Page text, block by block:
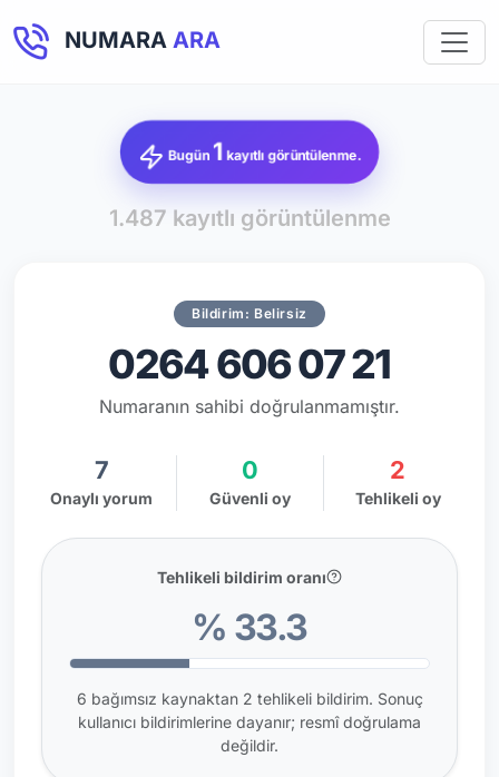
NUMARA ARA
Bugün 1 kayıtlı görüntülenme.
1.487 kayıtlı görüntülenme
Bildirim: Belirsiz
0264 606 07 21
Numaranın sahibi doğrulanmamıştır.
7
Onaylı yorum
0
Güvenli oy
2
Tehlikeli oy
Tehlikeli bildirim oranı
% 33.3
6 bağımsız kaynaktan 2 tehlikeli bildirim. Sonuç
kullanıcı bildirimlerine dayanır; resmî doğrulama
değildir.